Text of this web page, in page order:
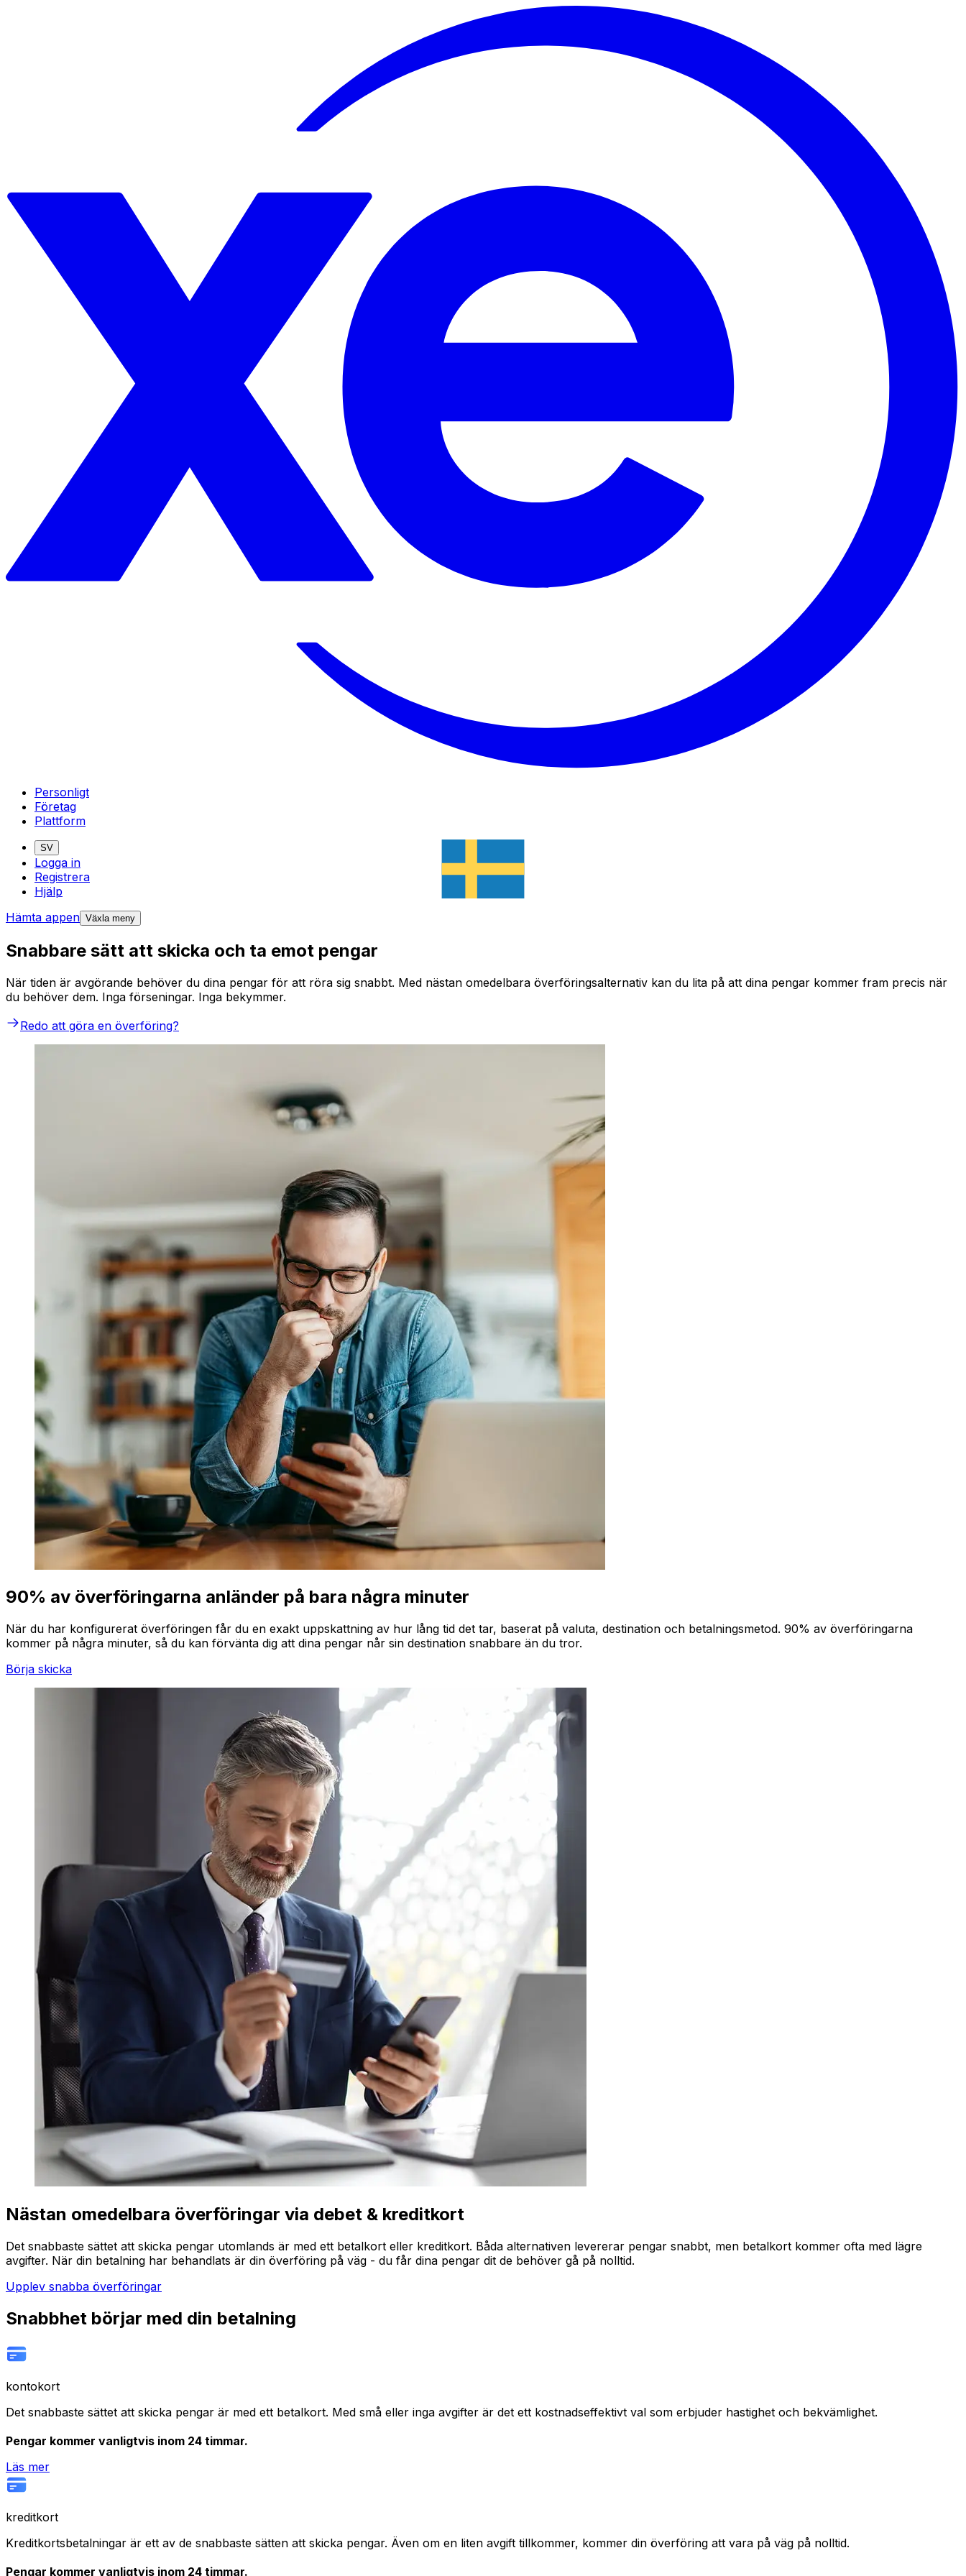
Personligt
Företag
Plattform
SV
Logga in
Registrera
Hjälp
Hämta appen Växla meny
Snabbare sätt att skicka och ta emot pengar
När tiden är avgörande behöver du dina pengar för att röra sig snabbt. Med nästan omedelbara överföringsalternativ kan du lita på att dina pengar kommer fram precis när
du behöver dem. Inga förseningar. Inga bekymmer.
Redo att göra en överföring?
90% av överföringarna anländer på bara några minuter
När du har konfigurerat överföringen får du en exakt uppskattning av hur lång tid det tar, baserat på valuta, destination och betalningsmetod. 90% av överföringarna
kommer på några minuter, så du kan förvänta dig att dina pengar når sin destination snabbare än du tror.
Börja skicka
Nästan omedelbara överföringar via debet & kreditkort
Det snabbaste sättet att skicka pengar utomlands är med ett betalkort eller kreditkort. Båda alternativen levererar pengar snabbt, men betalkort kommer ofta med lägre
avgifter. När din betalning har behandlats är din överföring på väg - du får dina pengar dit de behöver gå på nolltid.
Upplev snabba överföringar
Snabbhet börjar med din betalning
kontokort
Det snabbaste sättet att skicka pengar är med ett betalkort. Med små eller inga avgifter är det ett kostnadseffektivt val som erbjuder hastighet och bekvämlighet.
Pengar kommer vanligtvis inom 24 timmar.
Läs mer
kreditkort
Kreditkortsbetalningar är ett av de snabbaste sätten att skicka pengar. Även om en liten avgift tillkommer, kommer din överföring att vara på väg på nolltid.
Pengar kommer vanligtvis inom 24 timmar.